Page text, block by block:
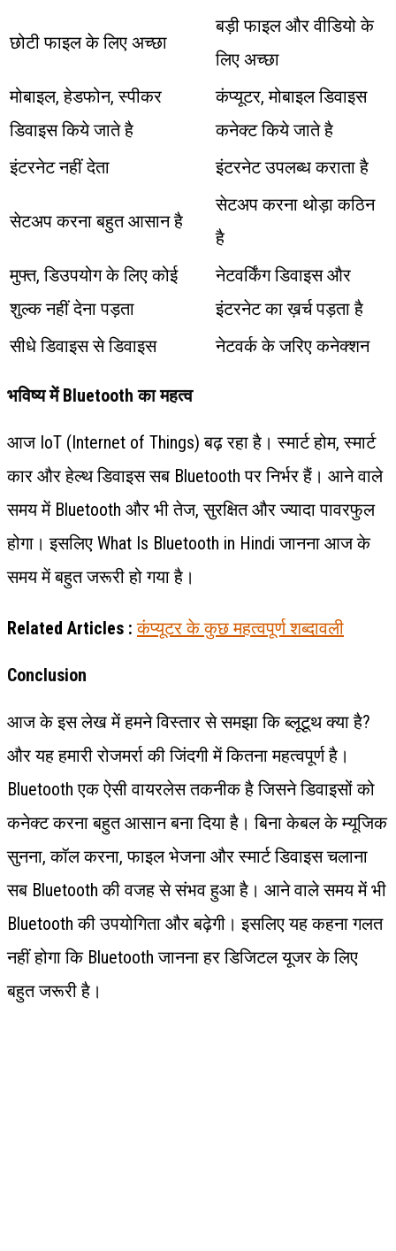
छोटी फाइल के लिए अच्छा
बड़ी फाइल और वीडियो के
लिए अच्छा
मोबाइल, हेडफोन, स्पीकर
डिवाइस किये जाते है
कंप्यूटर, मोबाइल डिवाइस
कनेक्ट किये जाते है
इंटरनेट नहीं देता
इंटरनेट उपलब्ध कराता है
सेटअप करना बहुत आसान है
सेटअप करना थोड़ा कठिन
है
मुफ्त, डिउपयोग के लिए कोई
शुल्क नहीं देना पड़ता
नेटवर्किंग डिवाइस और
इंटरनेट का ख़र्च पड़ता है
सीधे डिवाइस से डिवाइस
नेटवर्क के जरिए कनेक्शन
भविष्य में Bluetooth का महत्व
आज IoT (Internet of Things) बढ़ रहा है। स्मार्ट होम, स्मार्ट
कार और हेल्थ डिवाइस सब Bluetooth पर निर्भर हैं। आने वाले
समय में Bluetooth और भी तेज, सुरक्षित और ज्यादा पावरफुल
होगा। इसलिए What Is Bluetooth in Hindi जानना आज के
समय में बहुत जरूरी हो गया है।
Related Articles : कंप्यूटर के कुछ महत्वपूर्ण शब्दावली
Conclusion
आज के इस लेख में हमने विस्तार से समझा कि ब्लूटूथ क्या है?
और यह हमारी रोजमर्रा की जिंदगी में कितना महत्वपूर्ण है।
Bluetooth एक ऐसी वायरलेस तकनीक है जिसने डिवाइसों को
कनेक्ट करना बहुत आसान बना दिया है। बिना केबल के म्यूजिक
सुनना, कॉल करना, फाइल भेजना और स्मार्ट डिवाइस चलाना
सब Bluetooth की वजह से संभव हुआ है। आने वाले समय में भी
Bluetooth की उपयोगिता और बढ़ेगी। इसलिए यह कहना गलत
नहीं होगा कि Bluetooth जानना हर डिजिटल यूजर के लिए
बहुत जरूरी है।